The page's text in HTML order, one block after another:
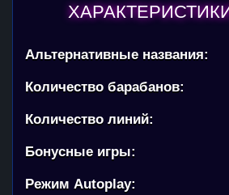
Альтернативные названия:
Количество барабанов:
Количество линий:
Бонусные игры:
Режим Autoplay: